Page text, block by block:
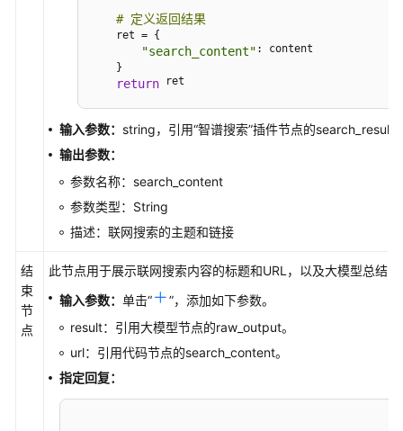
# 定义返回结果
    ret = {
"search_content" : content
    }
return ret
输入参数： string，引用“智谱搜索”插件节点的search_result
输出参数：
参数名称：search_content
参数类型：String
描述：联网搜索的主题和链接
结
束
节
点
此节点用于展示联网搜索内容的标题和URL，以及大模型总结
输入参数： 单击“ ”，添加如下参数。
result：引用大模型节点的raw_output。
url：引用代码节点的search_content。
指定回复：